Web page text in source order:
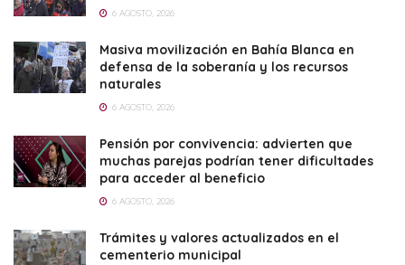
6 AGOSTO, 2026
Masiva movilización en Bahía Blanca en
defensa de la soberanía y los recursos
naturales
6 AGOSTO, 2026
Pensión por convivencia: advierten que
muchas parejas podrían tener dificultades
para acceder al beneficio
6 AGOSTO, 2026
Trámites y valores actualizados en el
cementerio municipal